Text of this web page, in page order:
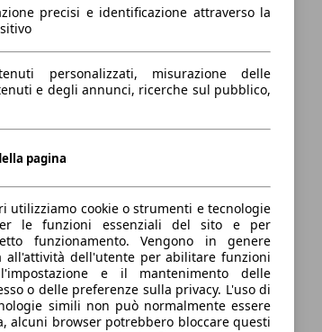
precisi e identificazione attraverso la
personalizzati, misurazione delle
e degli annunci, ricerche sul pubblico,
pagina
utilizziamo cookie o strumenti e tecnologie
le funzioni essenziali del sito e per
funzionamento. Vengono in genere
all'attività dell'utente per abilitare funzioni
e il mantenimento delle
o delle preferenze sulla privacy. L'uso di
simili non può normalmente essere
alcuni browser potrebbero bloccare questi